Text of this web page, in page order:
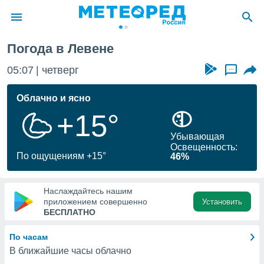
о
Вы можете
к этому
доступ
Погода в Левене
05:07 четверг ...
Облачно и ясно
+15°
По ощущениям +15°
Убывающая
Освещенность:
46%
Наслаждайтесь нашим
приложением совершенно
БЕСПЛАТНО
Установить
По часам
В ближайшие часы облачно